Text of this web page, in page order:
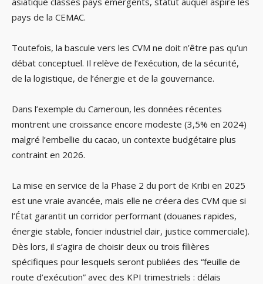
pays de la CEMAC.
Toutefois, la bascule vers les CVM ne doit n’être pas qu’un
débat conceptuel. Il relève de l’exécution, de la sécurité,
de la logistique, de l’énergie et de la gouvernance.
Dans l’exemple du Cameroun, les données récentes
montrent une croissance encore modeste (3,5% en 2024)
malgré l’embellie du cacao, un contexte budgétaire plus
contraint en 2026.
La mise en service de la Phase 2 du port de Kribi en 2025
est une vraie avancée, mais elle ne créera des CVM que si
l’État garantit un corridor performant (douanes rapides,
énergie stable, foncier industriel clair, justice commerciale).
Dès lors, il s’agira de choisir deux ou trois filières
spécifiques pour lesquels seront publiées des “feuille de
route d’exécution” avec des KPI trimestriels : délais